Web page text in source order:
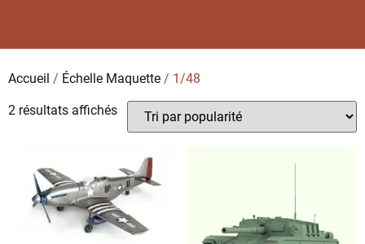
Accueil / Échelle Maquette / 1/48
2 résultats affichés